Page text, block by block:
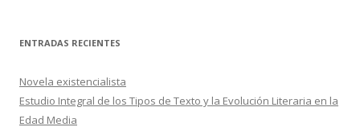
ENTRADAS RECIENTES
Novela existencialista
Estudio Integral de los Tipos de Texto y la Evolución Literaria en la
Edad Media